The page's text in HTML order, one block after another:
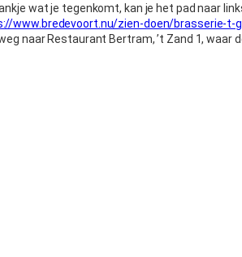
wat je tegenkomt, kan je het pad naar
www.bredevoort.nu/zien-doen/brasserie-t-
naar Restaurant Bertram, ’t Zand 1, waar